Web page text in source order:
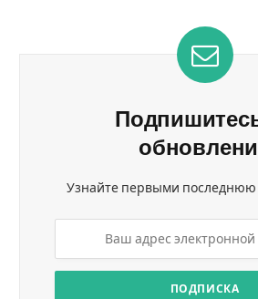
Узнайте первыми